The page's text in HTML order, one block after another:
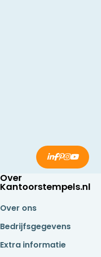
Over
Kantoorstempels.nl
Over ons
Bedrijfsgegevens
Extra informatie